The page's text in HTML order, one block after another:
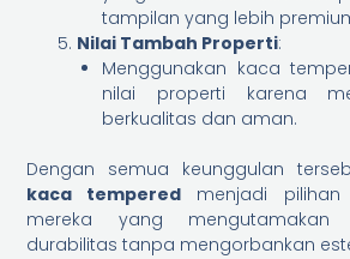
tampilan yang lebih
Nilai Tambah Properti:
Menggunakan kaca
nilai properti karena
berkualitas dan aman.
Dengan semua keunggulan
kaca tempered menjadi
mereka yang mengutamakan
durabilitas tanpa mengorbankan